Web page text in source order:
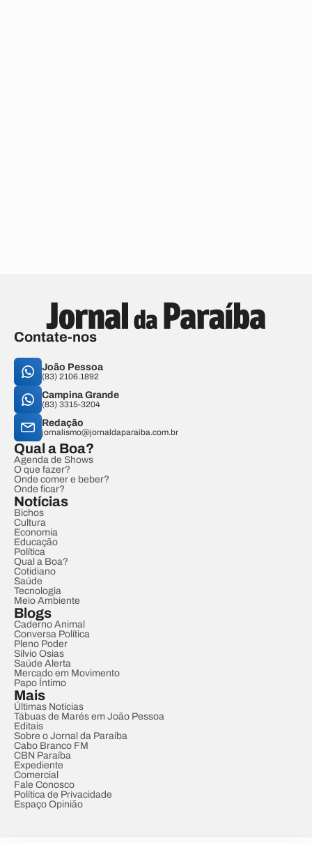
Contate-nos
João Pessoa
(83) 2106.1892
Campina Grande
(83) 3315-3204
Redação
jornalismo@jornaldaparaiba.com.br
Qual a Boa?
Agenda de Shows
O que fazer?
Onde comer e beber?
Onde ficar?
Notícias
Bichos
Cultura
Economia
Educação
Política
Qual a Boa?
Cotidiano
Saúde
Tecnologia
Meio Ambiente
Blogs
Caderno Animal
Conversa Política
Pleno Poder
Sílvio Osias
Saúde Alerta
Mercado em Movimento
Papo Íntimo
Mais
Últimas Notícias
Tábuas de Marés em João Pessoa
Editais
Sobre o Jornal da Paraíba
Cabo Branco FM
CBN Paraíba
Expediente
Comercial
Fale Conosco
Política de Privacidade
Espaço Opinião